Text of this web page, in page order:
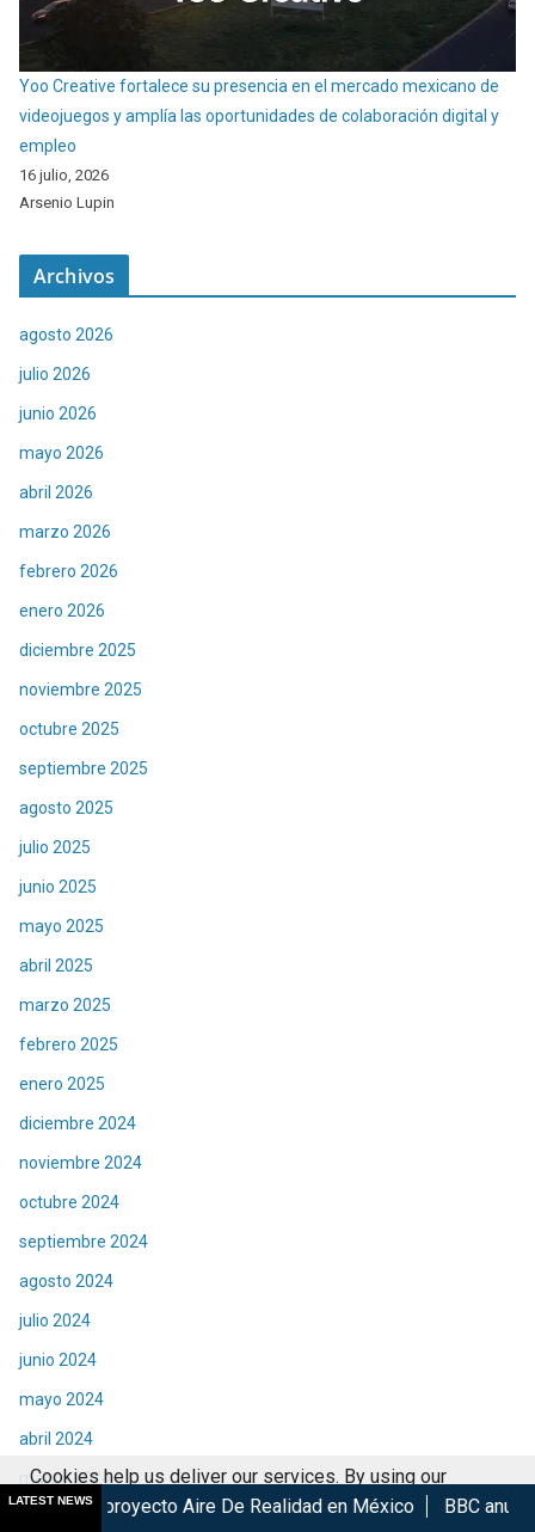
Yoo Creative fortalece su presencia en el mercado mexicano de
videojuegos y amplía las oportunidades de colaboración digital y
empleo
16 julio, 2026
Arsenio Lupin
Archivos
agosto 2026
julio 2026
junio 2026
mayo 2026
abril 2026
marzo 2026
febrero 2026
enero 2026
diciembre 2025
noviembre 2025
octubre 2025
septiembre 2025
agosto 2025
julio 2025
junio 2025
mayo 2025
abril 2025
marzo 2025
febrero 2025
enero 2025
diciembre 2024
noviembre 2024
octubre 2024
septiembre 2024
agosto 2024
julio 2024
junio 2024
mayo 2024
abril 2024
marzo 2024
febrero 2024
LATEST NEWS
Aire De Realidad en México BBC anuncia documental
Cookies help us deliver our services. By using our
services, you agree to our use of cookies.
Got it